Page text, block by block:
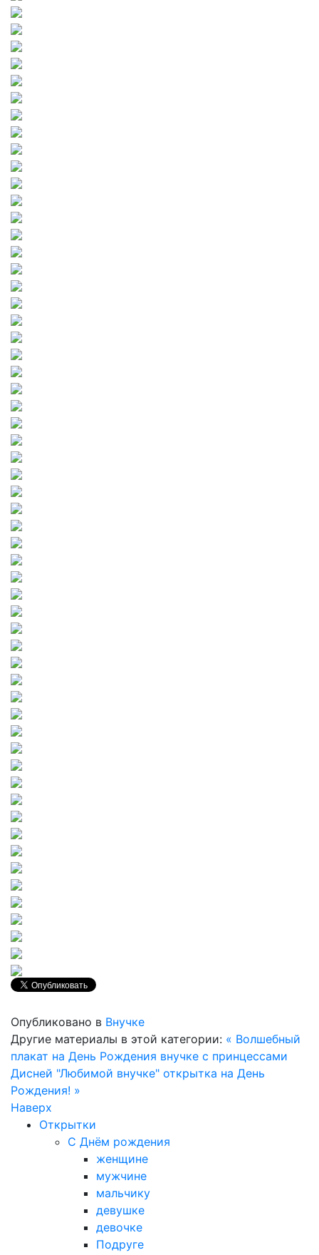
Опубликовано в Внучке
Другие материалы в этой категории: « Волшебный
плакат на День Рождения внучке с принцессами
Дисней "Любимой внучке" открытка на День
Рождения! »
Наверх
Открытки
С Днём рождения
женщине
мужчине
мальчику
девушке
девочке
Подруге